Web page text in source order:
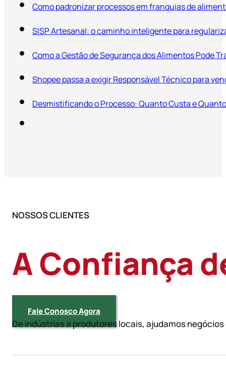
Como padronizar processos em franquias de
SISP Artesanal: o caminho inteligente para
Como a Gestão de Segurança dos Alimentos Pode
Shopee passa a exigir Responsável Técnico para
Desmistificando o Processo: Quanto Custa e
NOSSOS CLIENTES
A Confiança
Fale Conosco Agora
De indústrias a produtores locais, ajudamos